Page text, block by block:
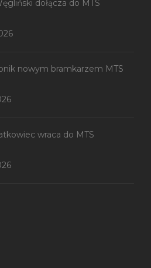
dołącza do MTS
nowym bramkarzem MTS
wraca do MTS